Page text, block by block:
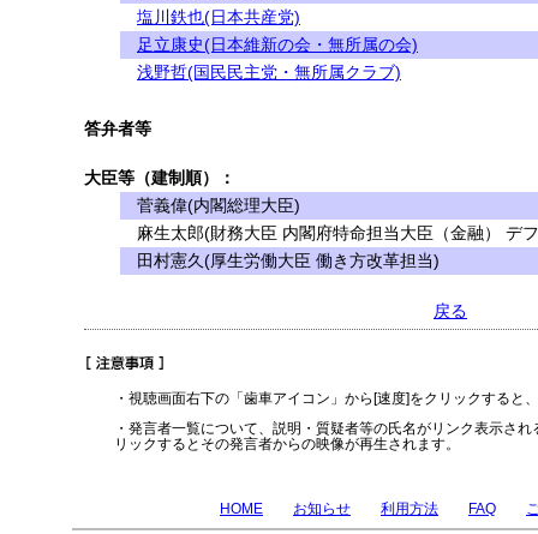
塩川鉄也(日本共産党)
足立康史(日本維新の会・無所属の会)
浅野哲(国民民主党・無所属クラブ)
答弁者等
大臣等（建制順）：
菅義偉(内閣総理大臣)
麻生太郎(財務大臣 内閣府特命担当大臣（金融） デ
田村憲久(厚生労働大臣 働き方改革担当)
戻る
・視聴画面右下の「歯車アイコン」から[速度]をクリックすると
・発言者一覧について、説明・質疑者等の氏名がリンク表示さ
リックするとその発言者からの映像が再生されます。
HOME お知らせ 利用方法 FAQ